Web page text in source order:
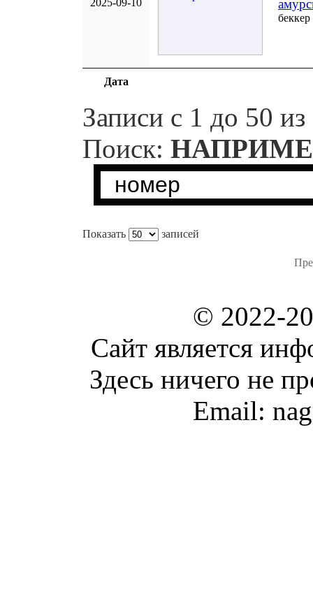
Дата
2025-09-10
беккер
Записи с 1 до 50 из
Поиск:
Показать записей
© 2022-
Сайт является
Здесь ничего не
Email: